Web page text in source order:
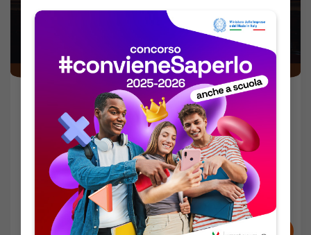
2 Mar 2026 -
59'
Sec. II
FSL
Partner: Unipol
RISORSE E ATTESTATI VAI AL VIDEO